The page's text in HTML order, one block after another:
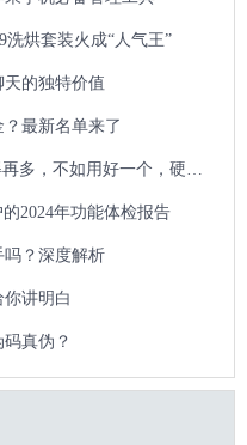
烘套装火成“人气王”
的独特价值
最新名单来了
祛硬皮“最省事”的方子，会得再多，不如用好一个，硬皮顽疾迎刃而解
2024年功能体检报告
？深度解析
讲明白
真伪？